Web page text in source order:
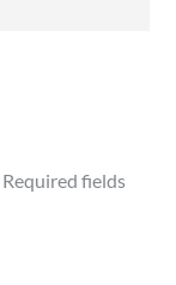
Required fields